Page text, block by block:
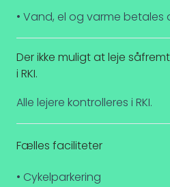
• Vand, el og varme
Der ikke muligt at leje
i RKI.
Alle lejere kontrolleres i RKI.
Fælles faciliteter
• Cykelparkering